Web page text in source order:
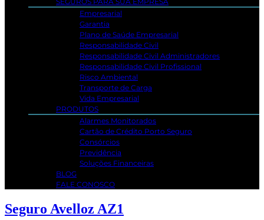
Empresarial
Garantia
Plano de Saúde Empresarial
Responsabilidade Civil
Responsabilidade Civil Administradores
Responsabilidade Civil Profissional
Risco Ambiental
Transporte de Carga
Vida Empresarial
PRODUTOS
Alarmes Monitorados
Cartão de Crédito Porto Seguro
Consórcios
Previdência
Soluções Financeiras
BLOG
FALE CONOSCO
Seguro Avelloz AZ1